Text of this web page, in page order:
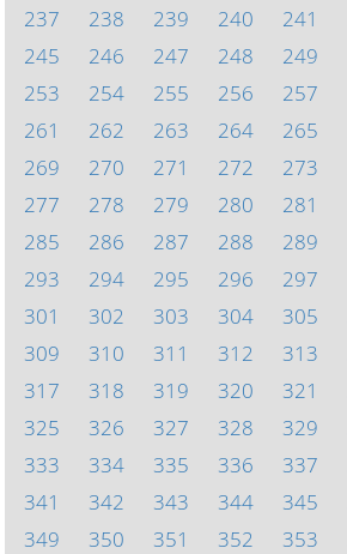
237
238 239 240 241
245
246 247 248 249
253
254 255 256 257
261
262 263 264 265
269
270 271 272 273
277
278 279 280 281
285
286 287 288 289
293
294 295 296 297
301
302 303 304 305
309
310 311 312 313
317
318 319 320 321
325
326 327 328 329
333
334 335 336 337
341
342 343 344 345
349
350 351 352 353